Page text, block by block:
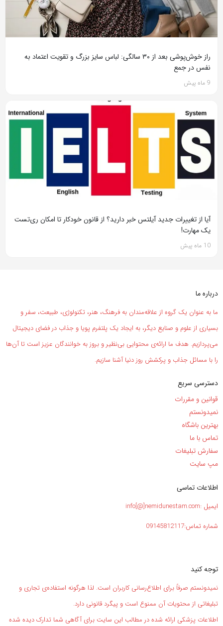
راز خوش‌پوشی بعد از ۳۰ سالگی: لباس سایز بزرگ و تقویت اعتماد به
نفس در جمع
9 ماه پیش
آیا از تغییرات جدید آیلتس خبر دارید؟ از قانون خودکار تا امکان ری‌تست
یک مهارت!
10 ماه پیش
درباره ما
ما به عنوان یک گروه از علاقه‌مندان به فرهنگ، هنر، تکنولوژی، طبیعت، سفر و
بسیاری از علوم و صنایع دیگر، به ایجاد یک پلتفرم پویا و جذاب در فضای دیجیتال
می‌پردازیم. هدف ما ارائه‌ی محتوایی بی‌نظیر و بروز به خوانندگان عزیز است تا آن‌ها
را با مسائل جذاب و پرکشش روز دنیا آشنا سازیم.
دسترسی سریع
قوانین و مقررات
نمیدونستم
بهترین باشگاه
تماس با ما
سفارش تبلیغات
مپ سایت
اطلاعات تماسی
ایمیل :info[@]nemidunestam.com
شماره تماس:09145812117
توجه کنید
نمیدونستم صرفاً برای اطلاع‌رسانی کاربران است. لذا هرگونه استفاده‌ی تجاری و
تبلیغاتی از محتویات آن ممنوع است و پیگرد قانونی دارد.
اطلاعات پزشکی ارائه شده در مطالب این سایت برای آگاهی شما تدارک دیده شده